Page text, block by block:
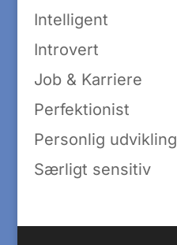
Intelligent
Introvert
Job & Karriere
Perfektionist
Personlig udvikling
Særligt sensitiv